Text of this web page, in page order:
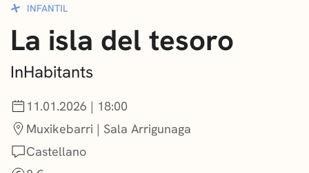
NOTICIAS
GETXO KULTURA
ASOCIACIONES CULTURALES
INFANTIL
La isla del tesoro
InHabitants
11.01.2026 | 18:00
Muxikebarri | Sala Arrigunaga
Castellano